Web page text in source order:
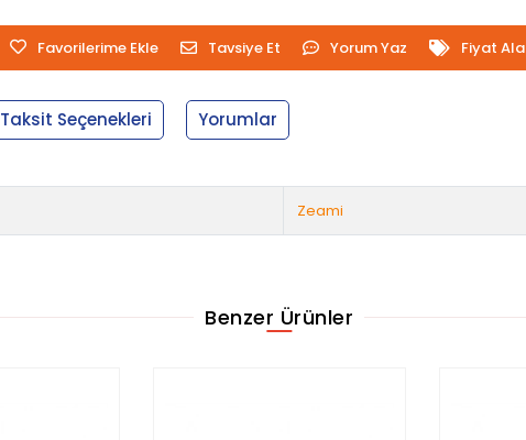
Favorilerime Ekle Tavsiye Et Yorum Yaz Fiyat
Taksit Seçenekleri Yorumlar
Zeami
Benzer Ürünler